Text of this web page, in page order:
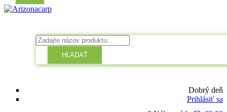
HĽADAŤ
Dobrý deň
Prihlásiť sa